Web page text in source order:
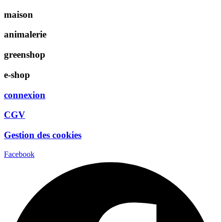
maison
animalerie
greenshop
e-shop
connexion
CGV
Gestion des cookies
Facebook